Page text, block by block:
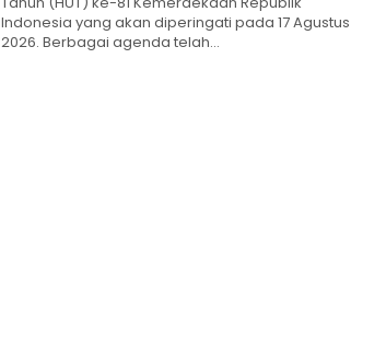
Indonesia yang akan diperingati pada 17 Agustus
2026. Berbagai agenda telah…